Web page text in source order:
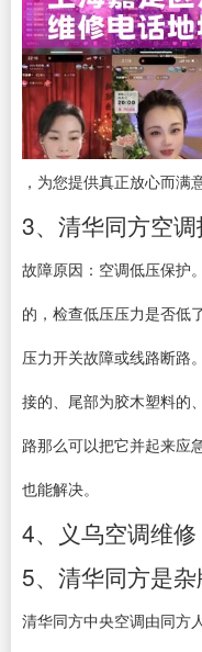
，为您提供真正放心而满
3、清华同方空
故障原因：空调低压保护
的，检查低压压力是否低
压力开关故障或线路断路
接的、尾部为胶木塑料的
路那么可以把它并起来应
也能解决。
4、义乌空调维修
5、清华同方是杂
清华同方中央空调由同方